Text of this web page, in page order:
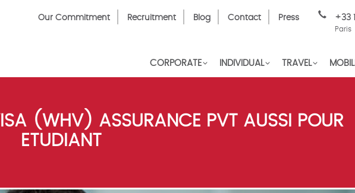
Top
Our Commitment Recruitment Blog Contact Press +33
Paris
CORPORATE INDIVIDUAL TRAVEL
(WHV) ASSURANCE PVT AUSSI POUR
ETUDIANT